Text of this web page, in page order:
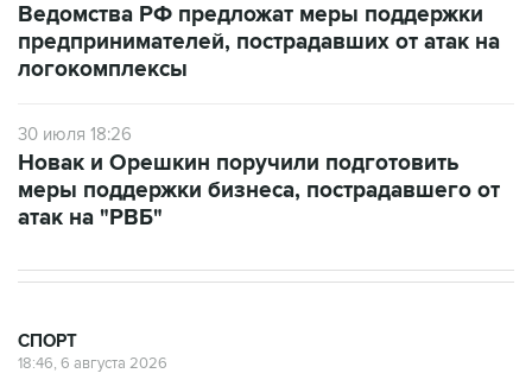
Ведомства РФ предложат меры поддержки
предпринимателей, пострадавших от атак на
логокомплексы
30 июля 18:26
Новак и Орешкин поручили подготовить
меры поддержки бизнеса, пострадавшего от
атак на "РВБ"
СПОРТ
18:46, 6 августа 2026